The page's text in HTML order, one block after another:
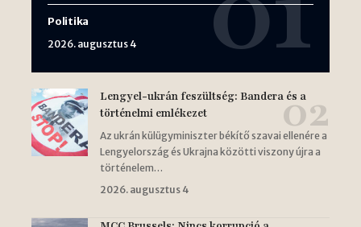
Politika
2026. augusztus 4
Lengyel-ukrán feszültség: Bandera és a
történelmi emlékezet
Az ukrán külügyminiszter békítő szavai ellenére a
Lengyelország és Ukrajna közötti viszony újra a
történelem…
2026. augusztus 4